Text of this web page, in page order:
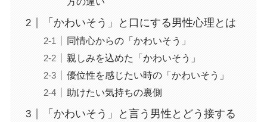
「かわいそう」と口にする男性心理とは
同情心からの「かわいそう」
親しみを込めた「かわいそう」
優位性を感じたい時の「かわいそう」
助けたい気持ちの裏側
「かわいそう」と言う男性とどう接する